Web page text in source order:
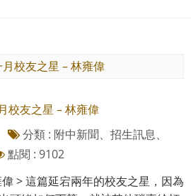
校友之星 – 林雍偉
分類 : 附中新聞、招生訊息、
點閱 : 9102
> 這篇延宕兩年的校友之星，因為